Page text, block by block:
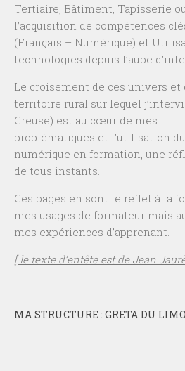
Tertiaire, Bâtiment, Tapisserie
l’acquisition de compétences
(Français – Numérique) et
technologies depuis l’aube
Le croisement de ces univers et
territoire rural sur lequel
Creuse) est au cœur de mes
problématiques et l’utilisation du
numérique en formation, une
de tous instants.
Ces pages en sont le reflet à la
mes usages de formateur mais
mes expériences d’apprenant.
[ le texte d’entête est de Jean
MA STRUCTURE : GRETA DU